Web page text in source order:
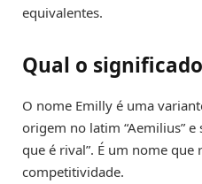
equivalentes.
Qual o
O nome Emilly é uma
origem no latim “Aemilius” e
que é rival”. É um nome que
competitividade.